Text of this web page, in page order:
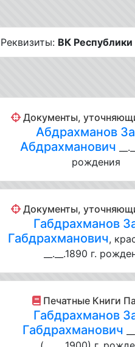
Реквизиты: ВК Республики
Документы,
Абдрахманов
Абдрахманович
рождения
Документы,
Габдрахманов
Габдрахманович,
__.__.1890 г.
Печатные Книги
Габдрахманов
Габдрахманович